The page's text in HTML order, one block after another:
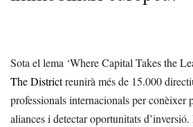
Sota el lema ‘Where Capital Takes the
The Districtreunirà més de 15.000
professionals internacionals per conèixer
aliances i detectar oportunitats